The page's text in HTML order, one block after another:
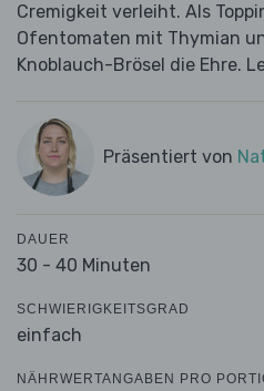
Cremigkeit verleiht. Als
Ofentomaten mit Thymian
Knoblauch-Brösel die Ehre.
Präsentiert von
DAUER
30 - 40 Minuten
SCHWIERIGKEITSGRAD
einfach
NÄHRWERTANGABEN PRO